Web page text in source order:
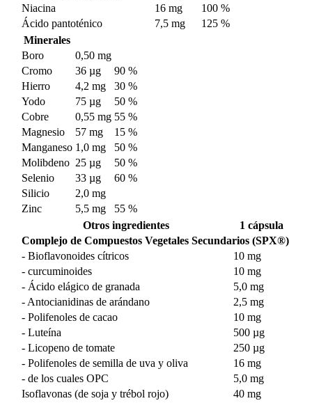
Niacina
16 mg
100 %
Ácido pantoténico
7,5 mg
125 %
Minerales
Boro
0,50 mg
Cromo
36 µg
90 %
Hierro
4,2 mg
30 %
Yodo
75 µg
50 %
Cobre
0,55 mg 55 %
Magnesio
57 mg
15 %
Manganeso 1,0 mg
50 %
Molibdeno 25 µg
50 %
Selenio
33 µg
60 %
Silicio
2,0 mg
Zinc
5,5 mg
55 %
Otros ingredientes
1 cápsula
Complejo de Compuestos Vegetales Secundarios (SPX®)
- Bioflavonoides cítricos
10 mg
- curcuminoides
10 mg
- Ácido elágico de granada
5,0 mg
- Antocianidinas de arándano
2,5 mg
- Polifenoles de cacao
10 mg
- Luteína
500 µg
- Licopeno de tomate
250 µg
- Polifenoles de semilla de uva y oliva
16 mg
- de los cuales OPC
5,0 mg
Isoflavonas (de soja y trébol rojo)
40 mg